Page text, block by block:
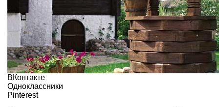
ВКонтакте
Одноклассники
Pinterest